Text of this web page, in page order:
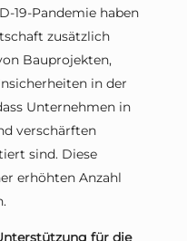
19-Pandemie haben
zusätzlich
Bauprojekten,
in der
Unternehmen in
verschärften
sind. Diese
erhöhten Anzahl
für die